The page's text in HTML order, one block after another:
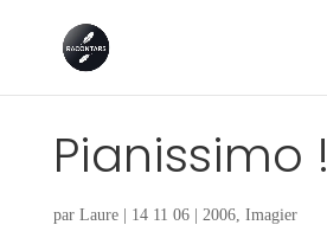
Pianissimo !
par Laure| 14 11 06| 2006, Imagier